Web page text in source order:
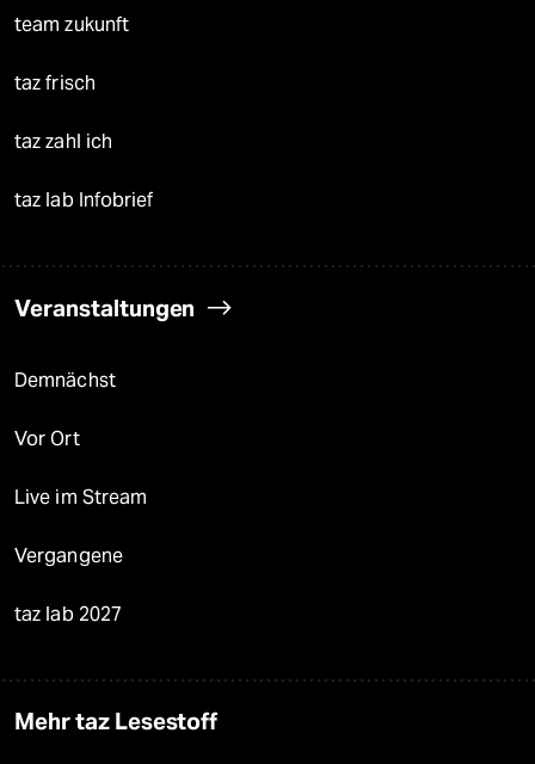
team zukunft
taz frisch
taz zahl ich
taz lab Infobrief
Veranstaltungen
Demnächst
Vor Ort
Live im Stream
Vergangene
taz lab 2027
Mehr taz Lesestoff